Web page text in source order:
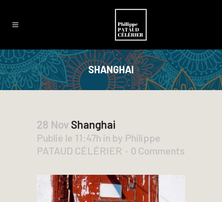
SHANGHAI
28 Nov Shanghai
Publié le 11:47h in by Philippe
PATAUD CÉLÉRIER
0 Comments